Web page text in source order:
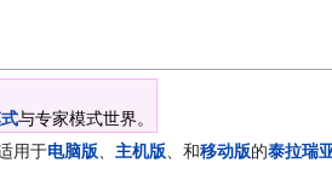
与专家模式世界。
用于电脑版 主机版 、和移动版的泰拉瑞